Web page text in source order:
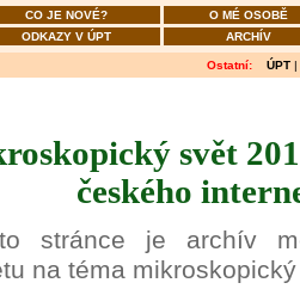
CO JE NOVÉ?
O MÉ OSOBĚ
ODKAZY V ÚPT ARCHÍV
Ostatní: ÚPT |
svět
českého
stránce je archív
na téma